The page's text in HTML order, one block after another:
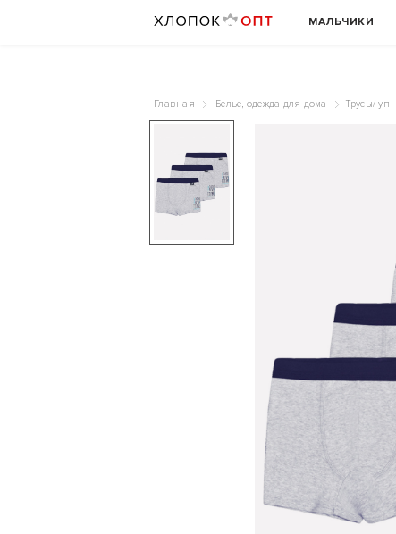
МАЛЬЧИКИ
Главная Белье, одежда для дома Трусы/ уп